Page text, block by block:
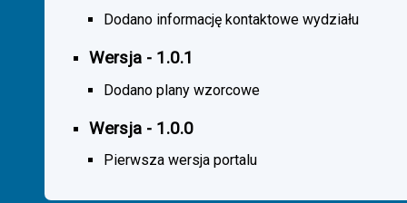
Dodano informację kontaktowe wydziału
Wersja - 1.0.1
Dodano plany wzorcowe
Wersja - 1.0.0
Pierwsza wersja portalu